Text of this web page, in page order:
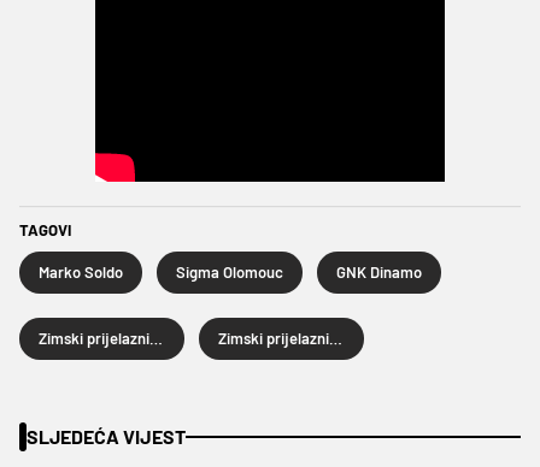
TAGOVI
Marko Soldo Sigma Olomouc GNK Dinamo
SLJEDEĆA VIJEST